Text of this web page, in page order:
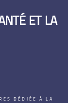
et la
DÉDIÉE À LA